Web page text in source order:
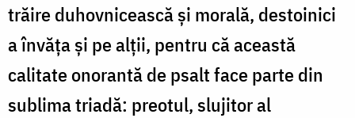
trăire duhovnicească și morală, destoinici
a învăța și pe alții, pentru că această
calitate onorantă de psalt face parte din
sublima triadă: preotul, slujitor al